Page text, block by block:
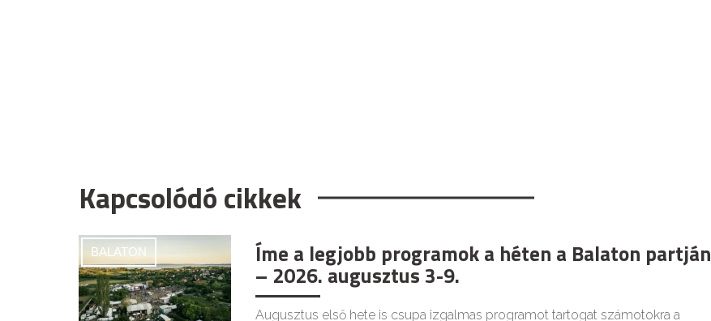
Kapcsolódó cikkek
BALATON Íme a legjobb programok a héten a Balaton partján
– 2026. augusztus 3-9.
Augusztus első hete is csupa izgalmas programot tartogat számotokra a